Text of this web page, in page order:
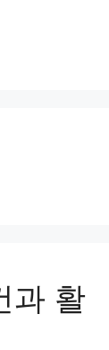
과 활